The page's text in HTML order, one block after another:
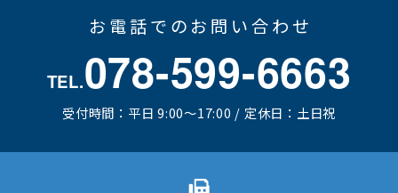
お電話でのお問い合わせ
TEL.078-599-6663
受付時間：平日 9:00～17:00 / 定休日：土日祝